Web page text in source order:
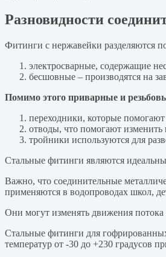
Разновидности
Фитинги с нержавейки разделяются
электросварные, содержащие
бесшовные – производятся на
Помимо этого приварные и
переходники, которые
отводы, что помогают изменить
тройники используются для
Стальные фитинги являются
Важно, что соединительные
применяются в водопроводах школ,
Они могут изменять движения потока
Стальные фитинги для
температур от -30 до +230 градусов